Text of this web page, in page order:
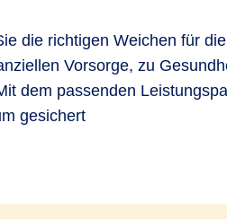
die richtigen Weichen für
Vorsorge, zu
dem passenden
gesichert